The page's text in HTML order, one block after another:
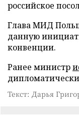
российское
Глава МИД
данную
конвенции.
Ранее министр
Текст: Дарья